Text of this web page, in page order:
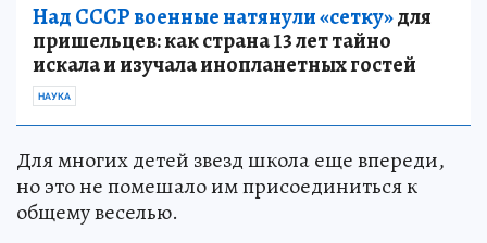
Над СССР военные натянули «сетку»для
пришельцев: как страна 13 лет тайно
искала и изучала инопланетных гостей
НАУКА
Для многих детей звезд школа еще впереди,
но это не помешало им присоединиться к
общему веселью.